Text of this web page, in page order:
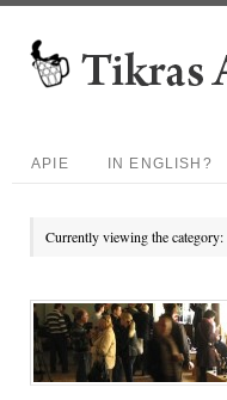
APIE IN ENGLISH?
Currently viewing the category: